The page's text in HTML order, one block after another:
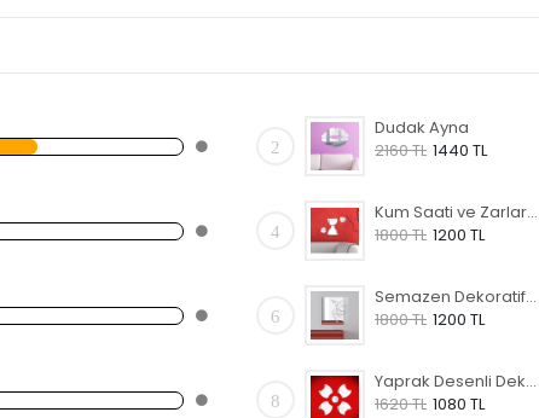
2
Dudak Ayna
2160 TL 1440 TL
4
Kum Saati ve Zarlar Dekoratif Kırılmaz Ayna
1800 TL 1200 TL
6
Semazen Dekoratif Kırılmaz Ayna
1800 TL 1200 TL
8
Yaprak Desenli Dekoratif Kırılmaz Ayna
1620 TL 1080 TL